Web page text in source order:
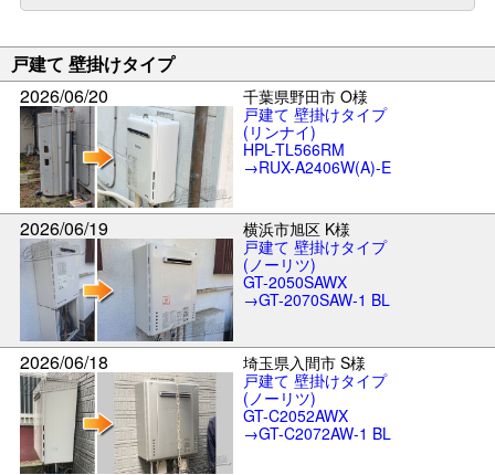
戸建て 壁掛けタイプ
2026/06/20
千葉県野田市 O様
戸建て 壁掛けタイプ
(リンナイ)
HPL-TL566RM
→RUX-A2406W(A)-E
2026/06/19
横浜市旭区 K様
戸建て 壁掛けタイプ
(ノーリツ)
GT-2050SAWX
→GT-2070SAW-1 BL
2026/06/18
埼玉県入間市 S様
戸建て 壁掛けタイプ
(ノーリツ)
GT-C2052AWX
→GT-C2072AW-1 BL